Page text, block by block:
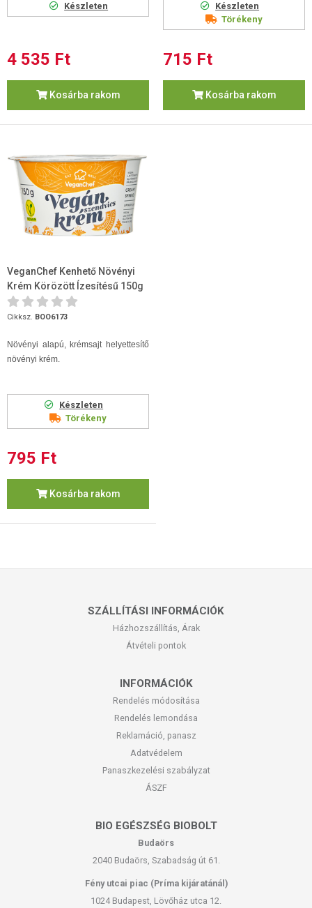
Készleten
4 535 Ft
Kosárba rakom
Készleten
Törékeny
715 Ft
Kosárba rakom
VeganChef Kenhető Növényi
Krém Körözött Ízesítésű 150g
Cikksz. BOO6173
Növényi alapú, krémsajt helyettesítő
növényi krém.
Készleten
Törékeny
795 Ft
Kosárba rakom
SZÁLLÍTÁSI INFORMÁCIÓK
Házhozszállítás, Árak
Átvételi pontok
INFORMÁCIÓK
Rendelés módosítása
Rendelés lemondása
Reklamáció, panasz
Adatvédelem
Panaszkezelési szabályzat
ÁSZF
BIO EGÉSZSÉG BIOBOLT
Budaörs
2040 Budaörs, Szabadság út 61.
Fény utcai piac (Príma kijáratánál)
1024 Budapest, Lövőház utca 12.